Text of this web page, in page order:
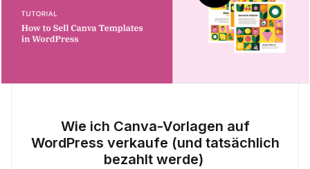
Wie ich Canva-Vorlagen auf
WordPress verkaufe (und tatsächlich
bezahlt werde)